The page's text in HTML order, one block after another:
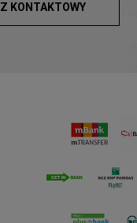
KONTAKTOWY